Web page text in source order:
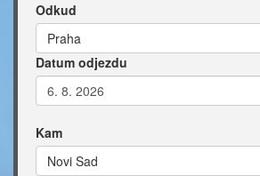
Odkud
Praha
Datum odjezdu
Kam
Novi Sad